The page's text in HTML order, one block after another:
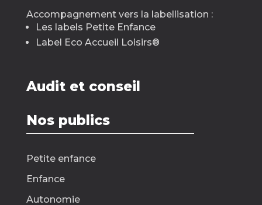
Accompagnement vers la labellisation :
Les labels Petite Enfance
Label Eco Accueil Loisirs®
Audit et conseil
Nos publics
Petite enfance
Enfance
Autonomie